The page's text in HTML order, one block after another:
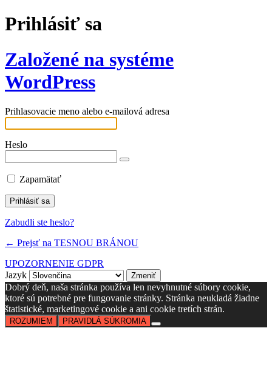
Prihlásiť sa
Založené na systéme
WordPress
Prihlasovacie meno alebo e-mailová adresa
Heslo
Zapamätať
Zabudli ste heslo?
← Prejsť na TESNOU BRÁNOU
UPOZORNENIE GDPR
Jazyk
Dobrý deň, naša stránka používa len nevyhnutné súbory cookie,
ktoré sú potrebné pre fungovanie stránky. Stránka neukladá žiadne
štatistické, marketingové cookie a ani cookie tretích strán.
ROZUMIEM PRAVIDLÁ SÚKROMIA